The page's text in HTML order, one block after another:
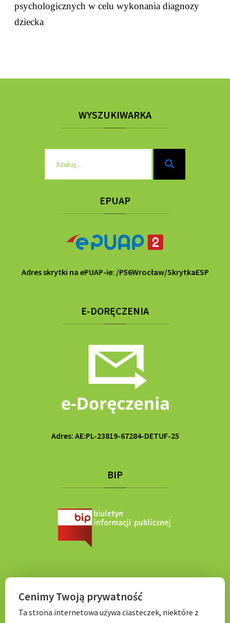
psychologicznych w celu wykonania diagnozy
dziecka
WYSZUKIWARKA
EPUAP
Adres skrytki na ePUAP-ie: /P56Wrocław/SkrytkaESP
E-DORĘCZENIA
Adres: AE:PL-23819-67284-DETUF-25
BIP
Cenimy Twoją prywatność
Ta strona internetowa używa ciasteczek, niektóre z